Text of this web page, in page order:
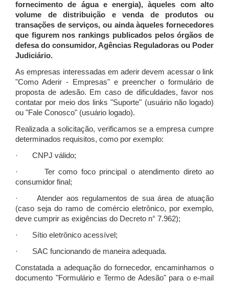
fornecimento de água e energia), àqueles com alto
volume de distribuição e venda de produtos ou
transações de serviços, ou ainda àqueles fornecedores
que figurem nos rankings publicados pelos órgãos de
defesa do consumidor, Agências Reguladoras ou Poder
Judiciário.
As empresas interessadas em aderir devem acessar o link
"Como Aderir - Empresas" e preencher o formulário de
proposta de adesão. Em caso de dificuldades, favor nos
contatar por meio dos links "Suporte" (usuário não logado)
ou "Fale Conosco" (usuário logado).
Realizada a solicitação, verificamos se a empresa cumpre
determinados requisitos, como por exemplo:
· CNPJ válido;
· Ter como foco principal o atendimento direto ao
consumidor final;
· Atender aos regulamentos de sua área de atuação
(caso seja do ramo de comércio eletrônico, por exemplo,
deve cumprir as exigências do Decreto n° 7.962);
· Sítio eletrônico acessível;
· SAC funcionando de maneira adequada.
Constatada a adequação do fornecedor, encaminhamos o
documento "Formulário e Termo de Adesão" para o e-mail